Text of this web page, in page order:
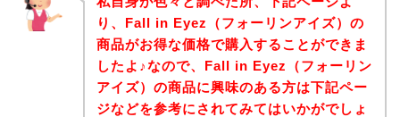
り、Fall in Eyez（フォーリンアイズ）の
商品がお得な価格で購入することができま
したよ♪なので、Fall in Eyez（フォーリン
アイズ）の商品に興味のある方は下記ペー
ジなどを参考にされてみてはいかがでしょ